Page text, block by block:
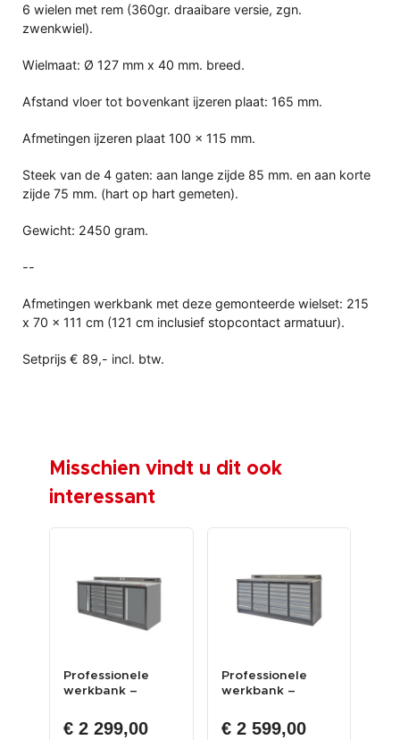
6 wielen met rem (360gr. draaibare versie, zgn.
zwenkwiel).
Wielmaat: Ø 127 mm x 40 mm. breed.
Afstand vloer tot bovenkant ijzeren plaat: 165 mm.
Afmetingen ijzeren plaat 100 x 115 mm.
Steek van de 4 gaten: aan lange zijde 85 mm. en aan korte
zijde 75 mm. (hart op hart gemeten).
Gewicht: 2450 gram.
--
Afmetingen werkbank met deze gemonteerde wielset: 215
x 70 x 111 cm (121 cm inclusief stopcontact armatuur).
Setprijs € 89,- incl. btw.
Misschien vindt u dit ook
interessant
Professionele
werkbank –
x 70 x 9...
€ 2 299,00
Professionele
werkbank –
x 70 x 9...
€ 2 599,00